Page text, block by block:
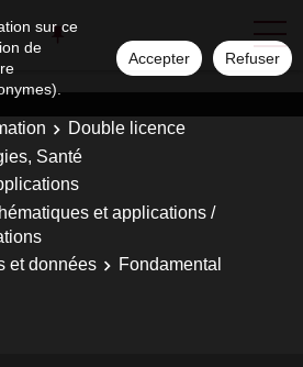
sur ce
de
Accepter Refuser
Double licence
Santé
et applications /
et données
Fondamental